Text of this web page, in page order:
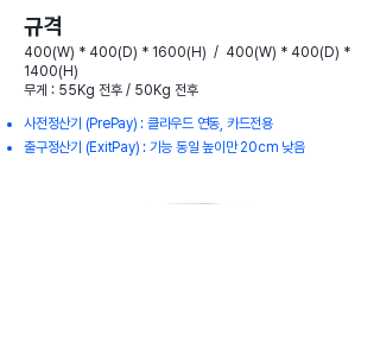
규격
400(W) * 400(D) * 1600(H) / 400(W) * 400(D) *
1400(H)
무게 : 55Kg 전후 / 50Kg 전후
사전정산기 (PrePay) : 클라우드 연동, 카드전용
​출구정산기 (ExitPay) : 기능 동일 높이만 ​20cm 낮음